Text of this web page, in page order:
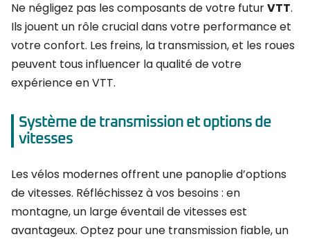
Ne négligez pas les composants de votre futurVTT.
Ils jouent un rôle crucial dans votre performance et
votre confort. Les freins, la transmission, et les roues
peuvent tous influencer la qualité de votre
expérience en VTT.
Système de transmission et options de
vitesses
Les vélos modernes offrent une panoplie d’options
de vitesses. Réfléchissez à vos besoins : en
montagne, un large éventail de vitesses est
avantageux. Optez pour une transmission fiable, un